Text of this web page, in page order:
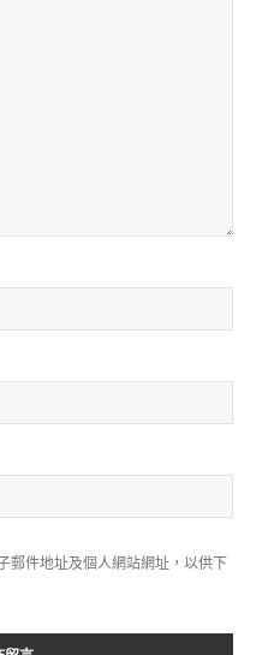
郵件地址及個人網站網址，以供下